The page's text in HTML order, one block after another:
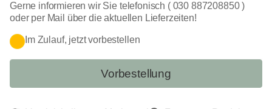
Im Zulauf, jetzt vorbestellen
Gerne informieren wir Sie telefonisch ( 030 887208850 )
oder per Mail über die aktuellen Lieferzeiten!
Vorbestellung